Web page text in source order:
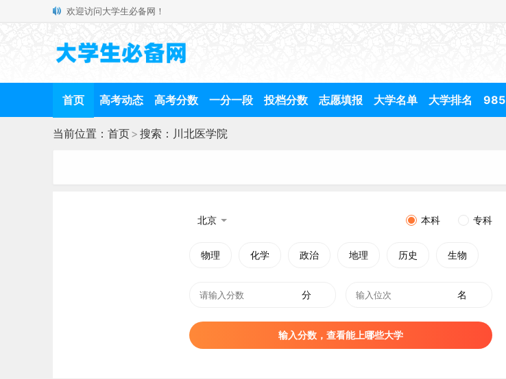
欢迎访问大学生必备网！
首页 高考动态 高考分数 一分一段 投档分数 志愿填报 大学名单 大学排名 985
当前位置： 首页> 搜索：川北医学院
北京 本科 专科
物理 化学 政治 地理 历史 生物
分 名
输入分数，查看能上哪些大学